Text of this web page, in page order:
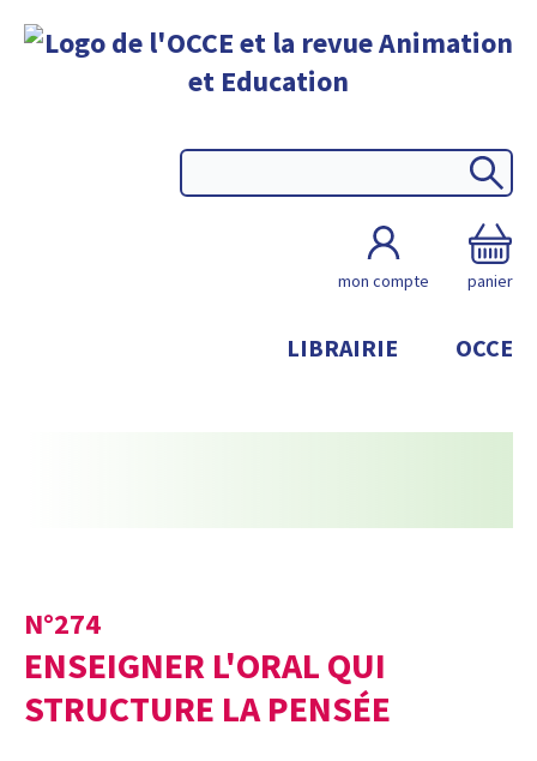
mon compte panier
LIBRAIRIE OCCE
N°274
ENSEIGNER L'ORAL QUI
STRUCTURE LA PENSÉE